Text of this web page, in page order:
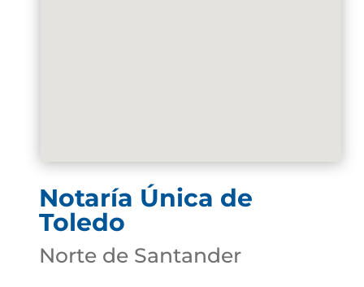
Notaría Única de
Toledo
Norte de Santander